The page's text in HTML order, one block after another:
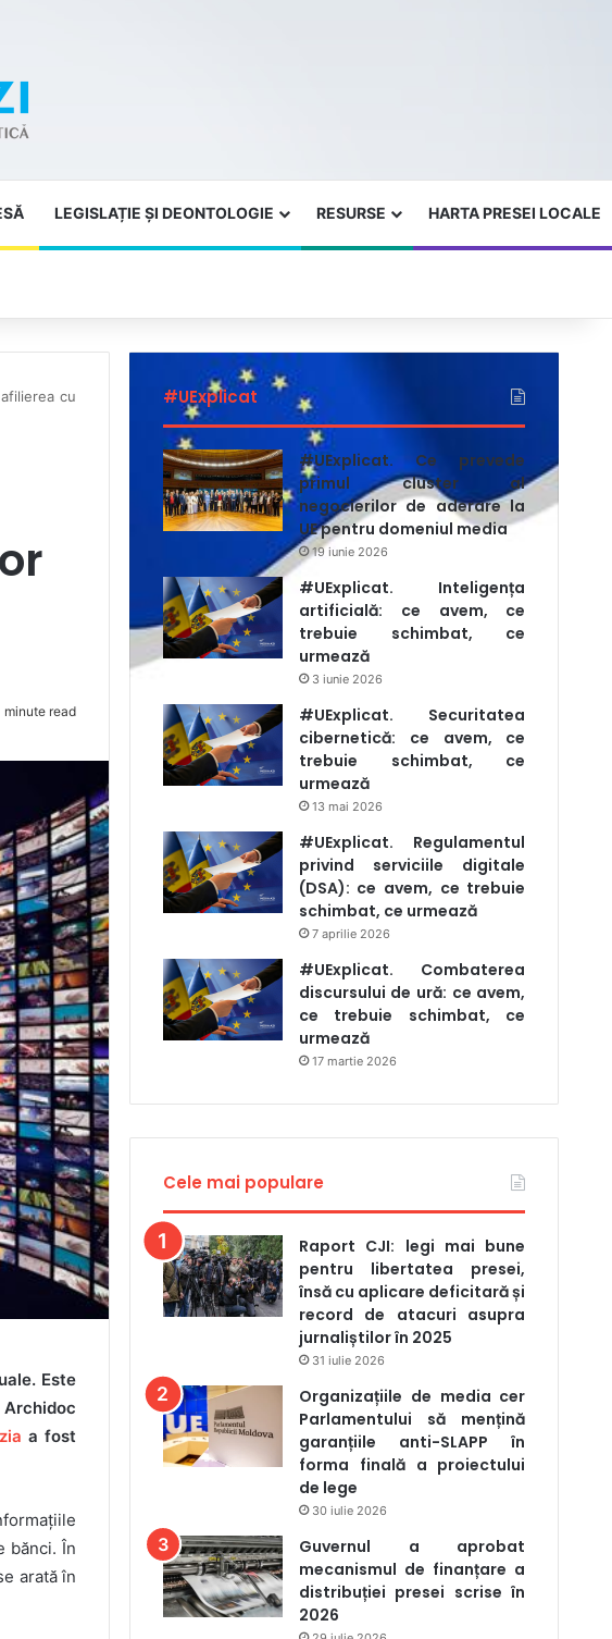
LEGISLAȚIE ȘI DEONTOLOGIE RESURSE HARTA PRESEI LOCALE
cu
minute read
Este
a fost
bănci. În
arată în
#UExplicat
#UExplicat. Ce prevede
primul cluster al
negocierilor de aderare la
UE pentru domeniul media
19 iunie 2026
#UExplicat. Inteligența
artificială: ce avem, ce
trebuie schimbat, ce
urmează
3 iunie 2026
#UExplicat. Securitatea
cibernetică: ce avem, ce
trebuie schimbat, ce
urmează
13 mai 2026
#UExplicat. Regulamentul
privind serviciile digitale
(DSA): ce avem, ce trebuie
schimbat, ce urmează
7 aprilie 2026
#UExplicat. Combaterea
discursului de ură: ce avem,
ce trebuie schimbat, ce
urmează
17 martie 2026
Cele mai populare
Raport CJI: legi mai bune
pentru libertatea presei,
însă cu aplicare deficitară și
record de atacuri asupra
jurnaliștilor în 2025
31 iulie 2026
Organizațiile de media cer
Parlamentului să mențină
garanțiile anti-SLAPP în
forma finală a proiectului
de lege
30 iulie 2026
Guvernul a aprobat
mecanismul de finanțare a
distribuției presei scrise în
2026